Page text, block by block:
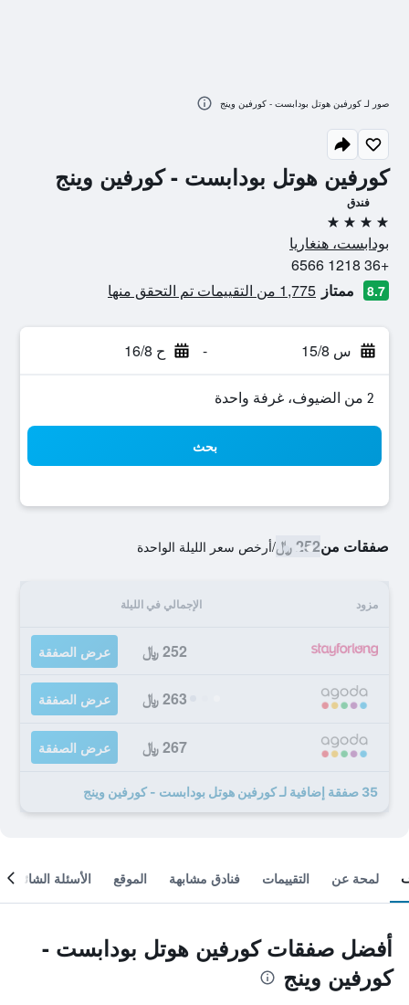
كورفين هوتل بودابست - كورفين وينج
فندق
4 نجوم
بودابست، هنغاريا
+36 1218 6566
8.7 ممتاز 1,775 من التقييمات تم التحقق منها
س 15/8 - ح 16/8
2 من الضيوف، غرفة واحدة
بحث
صفقات من252 ﷼ /أرخص سعر الليلة الواحدة
مزود الإجمالي في الليلة
252 ﷼ عرض الصفقة
263 ﷼ عرض الصفقة
267 ﷼ عرض الصفقة
35 صفقة إضافية لـ كورفين هوتل بودابست - كورفين وينج
صور لـ كورفين هوتل بودابست - كورفين وينج
لمحة عن التقييمات فنادق مشابهة الموقع الأسئلة الشائعة
أفضل صفقات كورفين هوتل بودابست -
كورفين وينج